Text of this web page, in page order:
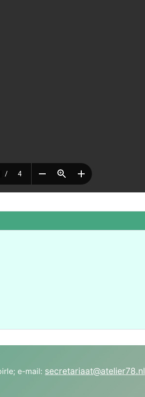
e-mail: secretariaat@atelier78.nl